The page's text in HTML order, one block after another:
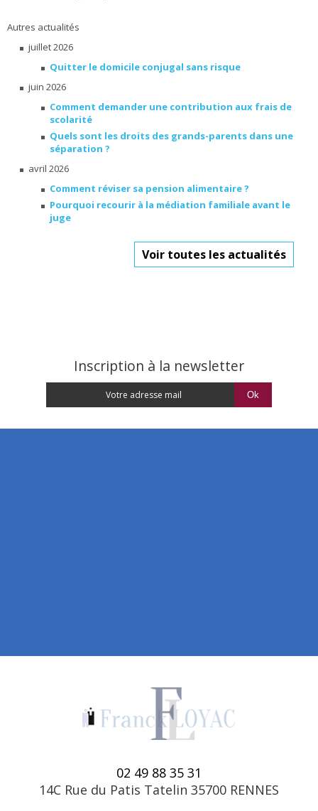
Autres actualités
juillet 2026
Quitter le domicile conjugal sans risque
juin 2026
Comment demander une contribution aux frais de
scolarité
Quels sont les droits des grands-parents dans une
séparation ?
avril 2026
Comment réviser sa pension alimentaire ?
Pourquoi recourir à la médiation familiale avant le
juge
Voir toutes les actualités
Inscription à la newsletter
02 49 88 35 31
14C Rue du Patis Tatelin 35700 RENNES